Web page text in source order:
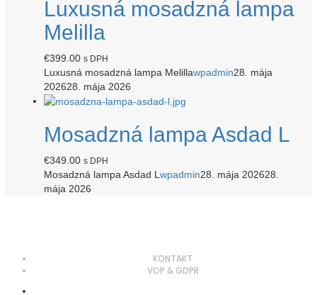
Luxusná mosadzná lampa
Melilla
€399.00 s DPH
Luxusná mosadzná lampa Melillawpadmin28. mája
202628. mája 2026
Mosadzná lampa Asdad L
€349.00 s DPH
Mosadzná lampa Asdad Lwpadmin28. mája 202628.
mája 2026
KONTAKT
VOP & GDPR